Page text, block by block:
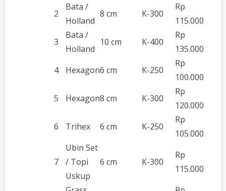
2
Bata /
Holland
8 cm K-300
Rp
115.000
3
Bata /
Holland
10 cm K-400
Rp
135.000
4
Hexagon6 cm K-250
Rp
100.000
5
Hexagon8 cm K-300
Rp
120.000
6
Trihex 6 cm K-250
Rp
105.000
7
Ubin Set
/ Topi
Uskup
6 cm K-300
Rp
115.000